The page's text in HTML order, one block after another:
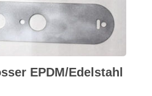
EPDM/Edelstahl